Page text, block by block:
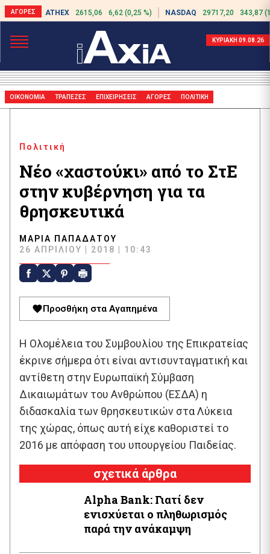
ATHEX 2615,06 6,62 (0,25 %) NASDAQ 29717,20 343,87
ΚΥΡΙΑΚΗ 09.08.26
ΟΙΚΟΝΟΜΙΑ ΤΡΑΠΕΖΕΣ ΕΠΙΧΕΙΡΗΣΕΙΣ ΑΓΟΡΕΣ ΠΟΛΙΤΙΚΗ
Πολιτική
Νέο «χαστούκι» από το ΣτΕ
στην κυβέρνηση για τα
θρησκευτικά
ΜΑΡΊΑ ΠΑΠΑΔΆΤΟΥ
26 ΑΠΡΙΛΊΟΥ | 2018 | 10:43
Προσθήκη στα Αγαπημένα
Η Ολομέλεια του Συμβουλίου της Επικρατείας
έκρινε σήμερα ότι είναι αντισυνταγματική και
αντίθετη στην Ευρωπαϊκή Σύμβαση
Δικαιωμάτων του Ανθρώπου (ΕΣΔΑ) η
διδασκαλία των θρησκευτικών στα Λύκεια
της χώρας, όπως αυτή είχε καθοριστεί το
2016 με απόφαση του υπουργείου Παιδείας.
σχετικά άρθρα
Alpha Bank: Γιατί δεν
ενισχύεται ο πληθωρισμός
παρά την ανάκαμψη